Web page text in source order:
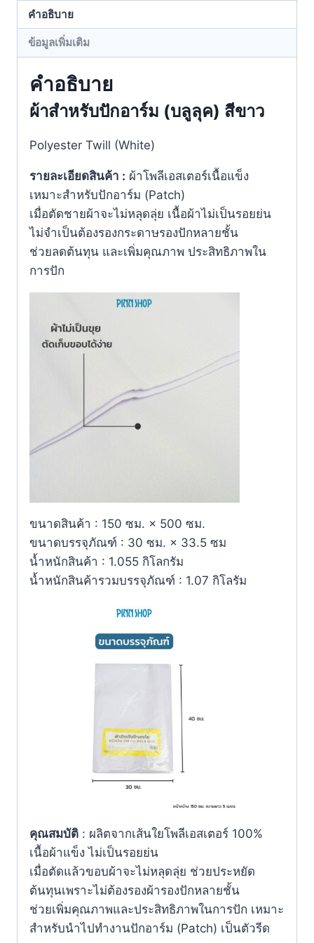
คำอธิบาย
ข้อมูลเพิ่มเติม
คำอธิบาย
ผ้าสำหรับปักอาร์ม (บลูลุค) สีขาว
Polyester Twill (White)
รายละเอียดสินค้า : ผ้าโพลีเอสเตอร์เนื้อแข็ง
เหมาะสำหรับปักอาร์ม (Patch)
เมื่อตัดชายผ้าจะไม่หลุดลุ่ย เนื้อผ้าไม่เป็นรอยย่น
ไม่จำเป็นต้องรองกระดาษรองปักหลายชั้น
ช่วยลดต้นทุน และเพิ่มคุณภาพ ประสิทธิภาพใน
การปัก
ขนาดสินค้า : 150 ซม. × 500 ซม.
ขนาดบรรจุภัณฑ์ : 30 ซม. × 33.5 ซม
น้ำหนักสินค้า : 1.055 กิโลกรัม
น้ำหนักสินค้ารวมบรรจุภัณฑ์ : 1.07 กิโลรัม
คุณสมบัติ : ผลิตจากเส้นใยโพลีเอสเตอร์ 100%
เนื้อผ้าแข็ง ไม่เป็นรอยย่น
เมื่อตัดแล้วขอบผ้าจะไม่หลุดลุ่ย ช่วยประหยัด
ต้นทุนเพราะไม่ต้องรองผ้ารองปักหลายชั้น
ช่วยเพิ่มคุณภาพและประสิทธิภาพในการปัก เหมาะ
สำหรับนำไปทำงานปักอาร์ม (Patch) เป็นตัวรีด